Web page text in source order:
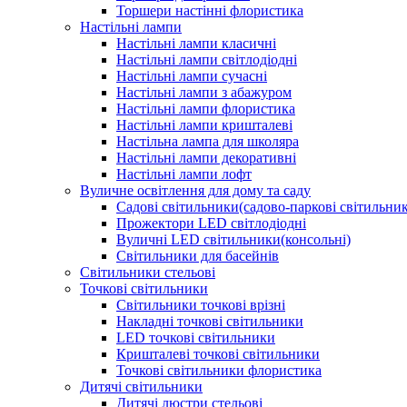
Торшери настінні флористика
Настільні лампи
Настільні лампи класичні
Настільні лампи світлодіодні
Настільні лампи сучасні
Настільні лампи з абажуром
Настільні лампи флористика
Настільні лампи кришталеві
Настільна лампа для школяра
Настільні лампи декоративні
Настільні лампи лофт
Вуличне освітлення для дому та саду
Садові світильники(садово-паркові
Прожектори LED світлодіодні
Вуличні LED світильники(консольні)
Світильники для басейнів
Світильники стельові
Точкові світильники
Світильники точкові врізні
Накладні точкові світильники
LED точкові світильники
Кришталеві точкові світильники
Точкові світильники флористика
Дитячі світильники
Дитячі люстри стельові